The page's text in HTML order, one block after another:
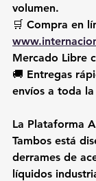
volumen.
🛒 Compra en
Mercado Libre
🚚 Entregas
envíos a toda
La Plataforma
Tambos está
derrames de
líquidos